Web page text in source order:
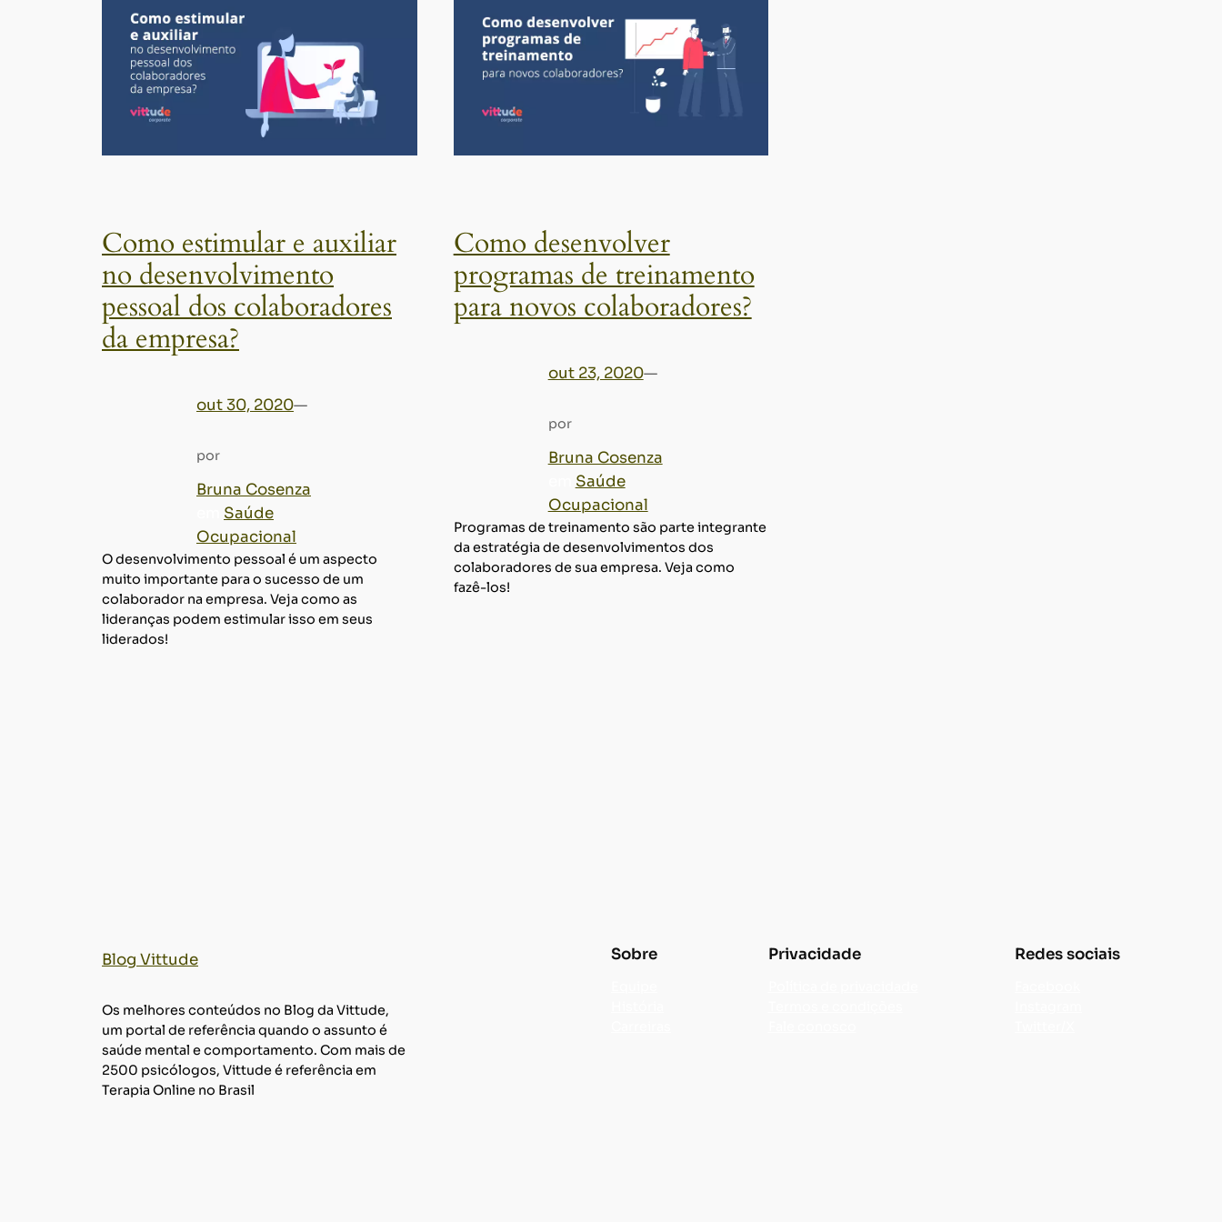
Como estimular e auxiliar
no desenvolvimento
pessoal dos colaboradores
da empresa?
out 30, 2020—
por
Bruna Cosenza
Saúde
Ocupacional
O desenvolvimento pessoal é um aspecto
muito importante para o sucesso de um
colaborador na empresa. Veja como as
lideranças podem estimular isso em seus
liderados!
Como desenvolver
programas de treinamento
para novos colaboradores?
out 23, 2020—
por
Bruna Cosenza
Saúde
Ocupacional
Programas de treinamento são parte integrante
da estratégia de desenvolvimentos dos
colaboradores de sua empresa. Veja como
fazê-los!
Blog Vittude
Os melhores conteúdos no Blog da Vittude,
um portal de referência quando o assunto é
saúde mental e comportamento. Com mais de
2500 psicólogos, Vittude é referência em
Terapia Online no Brasil
Sobre Privacidade Redes sociais